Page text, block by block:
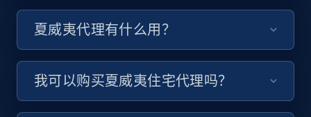
夏威夷代理有什么用？
我可以购买夏威夷住宅代理吗？